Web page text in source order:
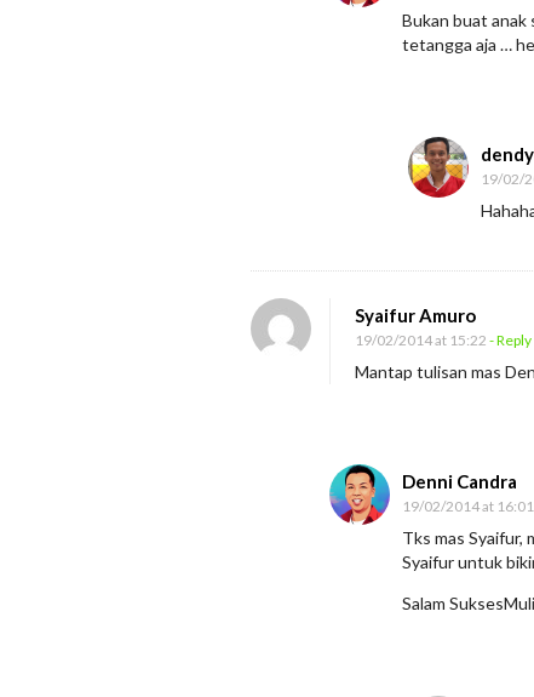
p
e
Bukan buat anak
tetangga aja …
dendy
19/02/
Syaifur Amuro
19/02/2014 at 15:22 - Reply
Mantap tulisan mas
Denni Candra
19/02/2014 at 16:01
Tks mas Syaifur,
Syaifur untuk
Salam